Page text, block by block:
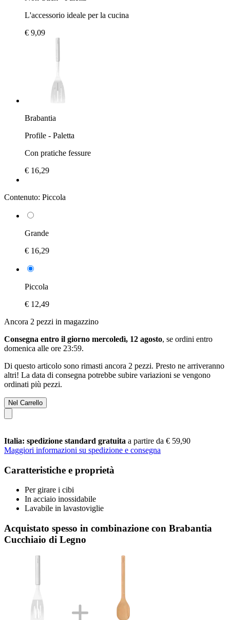
L'accessorio ideale per la cucina
€ 9,09
Brabantia
Profile - Paletta
Con pratiche fessure
€ 16,29
Contenuto: Piccola
Grande
€ 16,29
Piccola
€ 12,49
Ancora 2 pezzi in magazzino
Consegna entro il giorno mercoledì, 12 agosto, se ordini entro
domenica alle ore 23:59.
Di questo articolo sono rimasti ancora 2 pezzi. Presto ne arriveranno
altri! La data di consegna potrebbe subire variazioni se vengono
ordinati più pezzi.
Nel Carrello
Italia: spedizione standard gratuita a partire da € 59,90
Maggiori informazioni su spedizione e consegna
Caratteristiche e proprietà
Per girare i cibi
In acciaio inossidabile
Lavabile in lavastoviglie
Acquistato spesso in combinazione con Brabantia
Cucchiaio di Legno